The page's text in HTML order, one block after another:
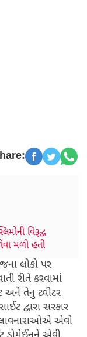
વિરૂદ્ધ
મળી હતી
લોકો પર
રીતે કરવામાં
અને તેનુ ટ્વીટર
દ્વારા સરકાર
એવો